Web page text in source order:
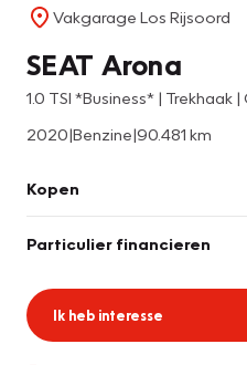
Vakgarage Los Rijsoord
SEAT Arona
2020|Benzine|90.481 km
Kopen
Particulier financieren
Ik heb interesse